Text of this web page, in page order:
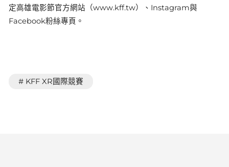
定高雄電影節官方網站（www.kff.tw）、Instagram與
Facebook粉絲專頁。
# KFF XR國際競賽